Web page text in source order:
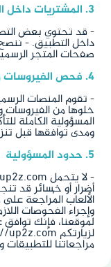
3. المشتريات داخل التطبيق
- قد تحتوي بعض
داخل التطبيق. -
صفحات المتجر
4. فحص الفيروسات والبرمجيات الضارة
- تقوم المنصات
خلوها من
المسؤولية الكاملة
ومدى توافقها قبل
5. حدود المسؤولية
أضرار أو خسائر قد
الألعاب المُراجعة
وإجراء الفحوصات
لموقعنا، فإنك
مراجعاتنا للتطبيقات